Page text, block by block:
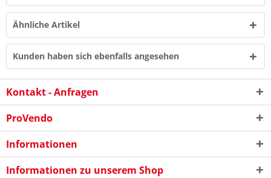
8 * 5 = ?
Ich habe dieDatenschutzerklärunggelesen,
verstanden und stimme zu. *
Ähnliche Artikel
Kunden haben sich ebenfalls angesehen
Kontakt - Anfragen
ProVendo
Informationen
Informationen zu unserem Shop